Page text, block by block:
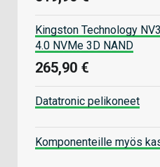
Kingston Technology
4.0 NVMe 3D NAND
265,90 €
Datatronic pelikoneet
Komponenteille myös